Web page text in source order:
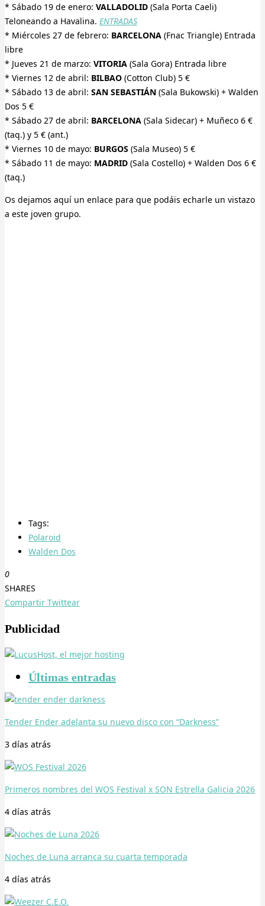
* Sábado 19 de enero: VALLADOLID (Sala Porta Caeli)
Teloneando a Havalina. ENTRADAS
* Miércoles 27 de febrero: BARCELONA (Fnac Triangle) Entrada
libre
* Jueves 21 de marzo: VITORIA (Sala Gora) Entrada libre
* Viernes 12 de abril: BILBAO (Cotton Club) 5 €
* Sábado 13 de abril: SAN SEBASTIÁN (Sala Bukowski) + Walden
Dos 5 €
* Sábado 27 de abril: BARCELONA (Sala Sidecar) + Muñeco 6 €
(taq.) y 5 € (ant.)
* Viernes 10 de mayo: BURGOS (Sala Museo) 5 €
* Sábado 11 de mayo: MADRID (Sala Costello) + Walden Dos 6 €
(taq.)
Os dejamos aquí un enlace para que podáis echarle un vistazo
a este joven grupo.
Tags:
Polaroid
Walden Dos
0
SHARES
Compartir Twittear
Publicidad
Últimas entradas
Tender Ender adelanta su nuevo disco con “Darkness”
3 días atrás
Primeros nombres del WOS Festival x SON Estrella Galicia 2026
4 días atrás
Noches de Luna arranca su cuarta temporada
4 días atrás